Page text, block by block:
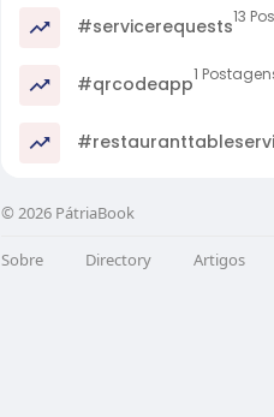
#servicerequests13
#qrcodeapp1
© 2026 PátriaBook
Sobre Directory Artigos